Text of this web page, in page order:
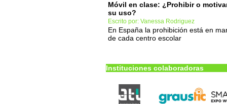
Móvil en clase: ¿Prohibir o
su uso?
Escrito por: Vanessa Rodriguez
En España la prohibición está en
de cada centro escolar
Instituciones colaboradoras